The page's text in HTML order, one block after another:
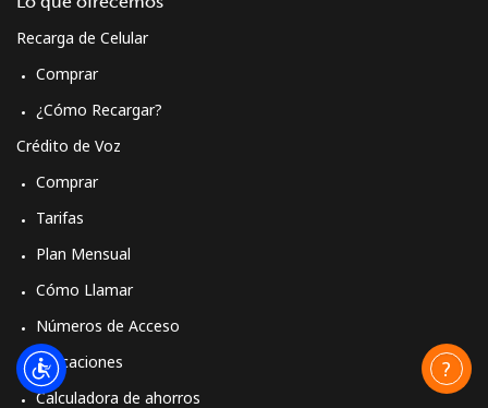
Recarga de Celular
Comprar
¿Cómo Recargar?
Crédito de Voz
Comprar
Tarifas
Plan Mensual
Cómo Llamar
Números de Acceso
Aplicaciones
Calculadora de ahorros